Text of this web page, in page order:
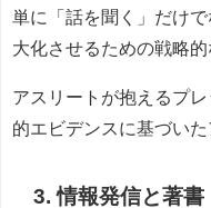
単に「話を聞く」だけ
大化させるための戦略
アスリートが抱えるプ
的エビデンスに基づい
3. 情報発信と著書